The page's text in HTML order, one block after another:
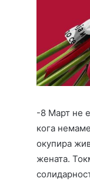
-8 Март не
кога
окупира
жената.